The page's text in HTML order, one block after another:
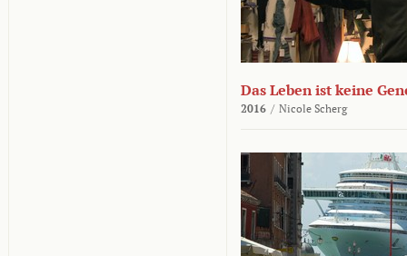
Das Leben ist keine
2016 / Nicole Scherg